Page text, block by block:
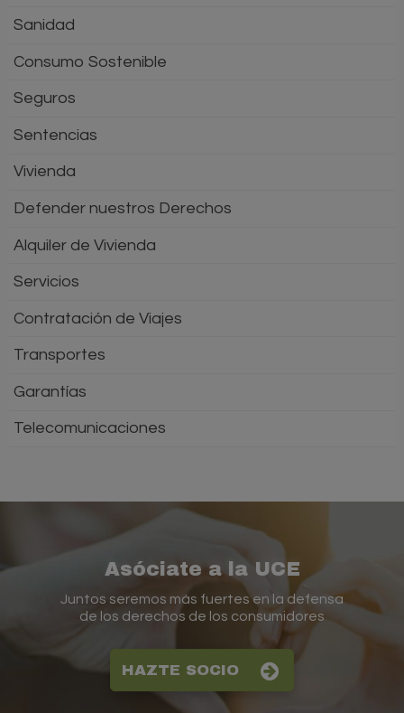
Sanidad
Consumo Sostenible
Seguros
Sentencias
Vivienda
Defender nuestros Derechos
Alquiler de Vivienda
Servicios
Contratación de Viajes
Transportes
Garantías
Telecomunicaciones
Asóciate a la UCE
Juntos seremos más fuertes en la defensa
de los derechos de los consumidores
HAZTE SOCIO